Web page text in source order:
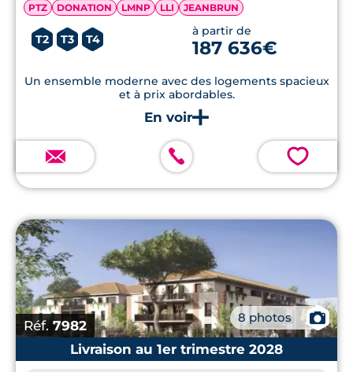
PTZ DONATION LMNP LLI JEANBRUN
T2 T3 T4
à partir de
187 636€
Un ensemble moderne avec des logements spacieux
et à prix abordables.
💗
Réf. 7982 8 photos
📷
Livraison au 1er trimestre 2028